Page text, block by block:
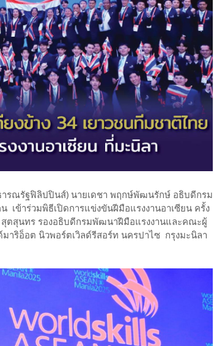
ารณรัฐฟิลิปปินส์) นายเดชา พฤกษ์พัฒนรักษ์ อธิบดีกรม
ข้าร่วมพิธีเปิดการแข่งขันฝีมือแรงงานอาเซียน ครั้ง
สุตสุนทร รองอธิบดีกรมพัฒนาฝีมือแรงงานและคณะผู้
าริอ็อต นิวพอร์ตเวิลด์รีสอร์ท นครปาไซ กรุงมะนิลา